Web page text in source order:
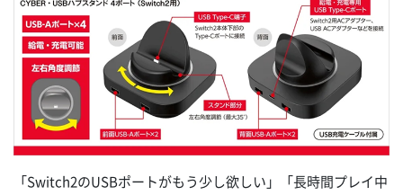
「Switch2のUSBポートがもう少し欲しい」「長時間プレイ中